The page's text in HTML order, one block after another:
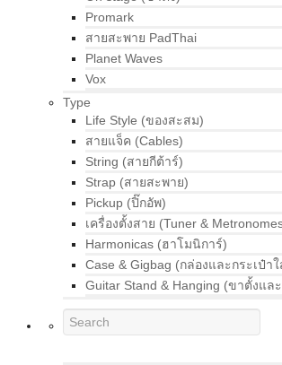
Promark
สายสะพาย PadThai
Planet Waves
Vox
Type
Life Style (ของสะสม)
สายแจ็ค (Cables)
String (สายกีต้าร์)
Strap (สายสะพาย)
Pickup (ปิ๊กอัพ)
เครื่องตั้งสาย (Tuner &
Harmonicas (ฮาโมนิการ์)
Case & Gigbag (กล่องและกระเป๋า
Guitar Stand & Hanging (ขาตั้งแ